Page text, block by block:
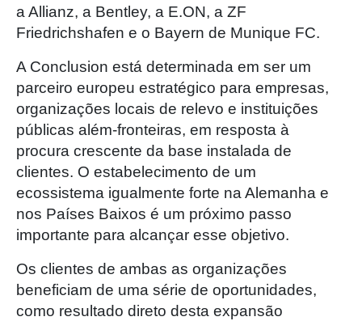
a Allianz, a Bentley, a E.ON, a ZF
Friedrichshafen e o Bayern de Munique FC.
A Conclusion está determinada em ser um
parceiro europeu estratégico para empresas,
organizações locais de relevo e instituições
públicas além-fronteiras, em resposta à
procura crescente da base instalada de
clientes. O estabelecimento de um
ecossistema igualmente forte na Alemanha e
nos Países Baixos é um próximo passo
importante para alcançar esse objetivo.
Os clientes de ambas as organizações
beneficiam de uma série de oportunidades,
como resultado direto desta expansão